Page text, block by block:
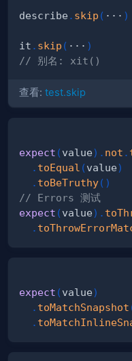
describe . skip ( ··· )
it . skip ( ··· )
// 别名: xit()
查看: test.skip
expect (value) . not .
. toEqual (value)
. toBeTruthy( )
// Errors 测试
expect (value) .
.
expect (value)
. toMatchSnapshot
.